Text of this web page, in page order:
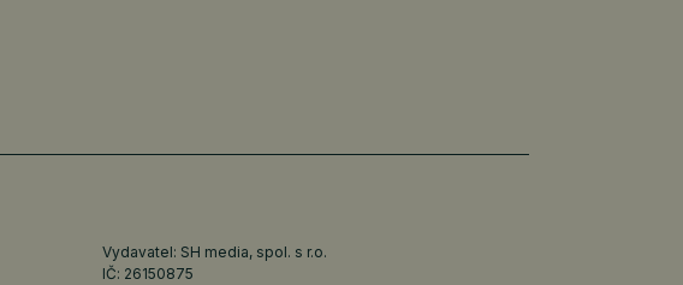
Vydavatel: SH media, spol. s r.o.
IČ: 26150875